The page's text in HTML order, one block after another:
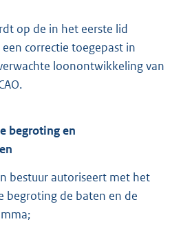
op de in het eerste lid
correctie toegepast in
loonontwikkeling van
begroting en
bestuur autoriseert met het
begroting de baten en de